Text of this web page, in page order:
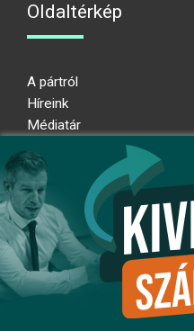
Oldaltérkép
A pártról
Híreink
Médiatár
Adatkezelési nyilatkozat
Átláthatósági nyilatkozat
Ugrás az oldal tetejére
Kövessen minket!